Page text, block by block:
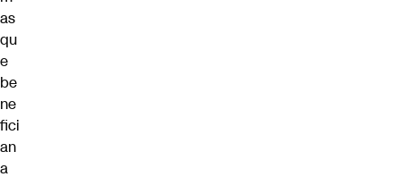
as
qu
e
be
ne
fici
an
a